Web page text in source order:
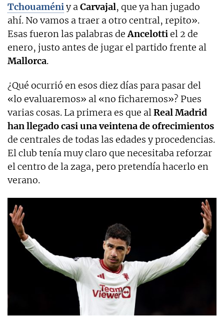
Tchouaméniy aCarvajal, que ya han jugado
ahí. No vamos a traer a otro central, repito».
Esas fueron las palabras deAncelottiel 2 de
enero, justo antes de jugar el partido frente al
Mallorca.
¿Qué ocurrió en esos diez días para pasar del
«lo evaluaremos» al «no ficharemos»? Pues
varias cosas. La primera es que alReal Madrid
han llegado casi una veintena de ofrecimientos
de centrales de todas las edades y procedencias.
El club tenía muy claro que necesitaba reforzar
el centro de la zaga, pero pretendía hacerlo en
verano.